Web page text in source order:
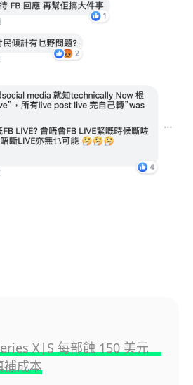
X|S 每部蝕 150 美元
補成本